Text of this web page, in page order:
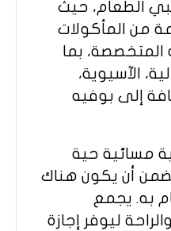
الطعام، حيث
من المأكولات
بما
الآسيوية،
إلى بوفيه
مسائية حية
أن يكون هناك
به. يجمع
ليوفر إجازة